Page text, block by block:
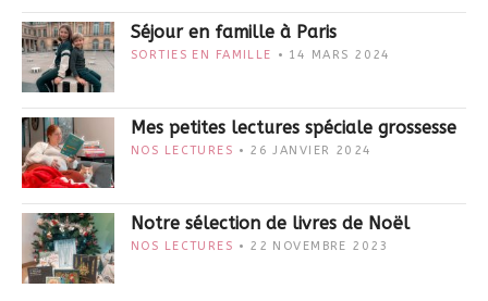
Séjour en famille à Paris
SORTIES EN FAMILLE 14 MARS 2024
Mes petites lectures spéciale grossesse
NOS LECTURES 26 JANVIER 2024
Notre sélection de livres de Noël
NOS LECTURES 22 NOVEMBRE 2023